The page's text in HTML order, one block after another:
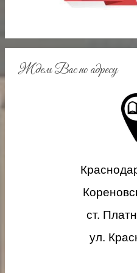
n
k
i
Ждем Вас по адресу
ст.
ул.